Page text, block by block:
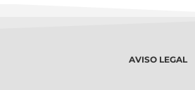
AVISO LEGAL